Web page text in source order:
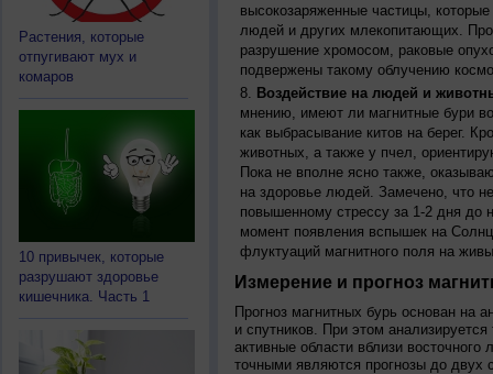
Растения, которые
отпугивают мух и
комаров
10 привычек, которые
разрушают здоровье
кишечника. Часть 1
высокозаряженные частицы,
людей и других млекопитающих.
разрушение хромосом, раковые
подвержены такому облучению
Воздействие на людей и
мнению, имеют ли магнитные бури
как выбрасывание китов на берег.
животных, а также у пчел,
Пока не вполне ясно также,
на здоровье людей. Замечено, что
повышенному стрессу за 1-2 дня до
момент появления вспышек на
флуктуаций магнитного поля на
Измерение и прогноз
Прогноз магнитных бурь основан на
и спутников. При этом
активные области вблизи
точными являются прогнозы до двух